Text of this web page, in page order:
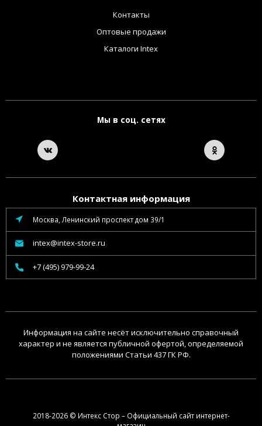
Контакты
Оптовые продажи
Каталоги Intex
Мы в соц. сетях
Контактная информация
Москва, Ленинский проспект дом 39/1
intex@intex-store.ru
+7 (495) 979-99-24
Информация на сайте несёт исключительно справочный
характер и не является публичной офертой, определяемой
положениями Статьи 437 ГК РФ.
2018-2026 © Интекс Стор – Официальный сайт интернет-